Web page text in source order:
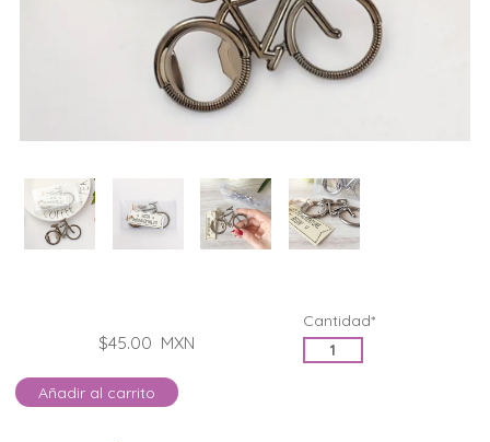
$45.00 MXN
Cantidad*
Añadir al carrito